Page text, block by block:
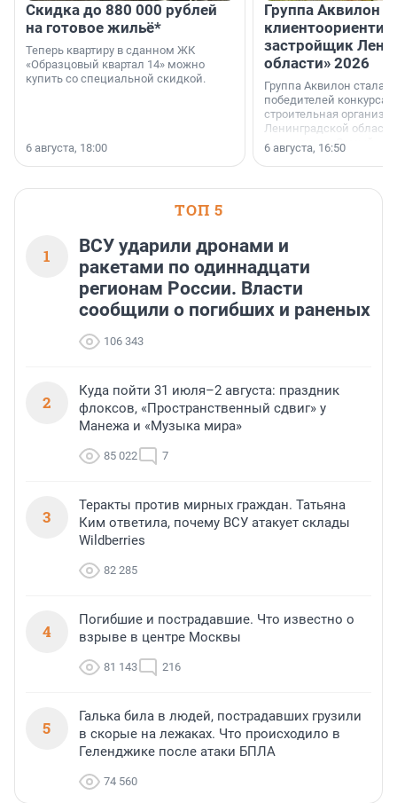
Скидка до 880 000 рублей
на готовое жильё*
Теперь квартиру в сданном ЖК
«Образцовый квартал 14» можно
купить со специальной скидкой.
6 августа, 18:00
Группа Аквилон
застройщик
области» 2026
Группа Аквилон стала
победителей конкурса
строительная
Ленинградской области
номинации «Самый
застройщик
области».
6 августа, 16:50
ТОП 5
1
ВСУ ударили дронами и
ракетами по одиннадцати
регионам России. Власти
сообщили о погибших и раненых
106 343
2
Куда пойти 31 июля–2 августа: праздник
флоксов, «Пространственный сдвиг» у
Манежа и «Музыка мира»
85 022 7
3
Теракты против мирных граждан. Татьяна
Ким ответила, почему ВСУ атакует склады
Wildberries
82 285
4
Погибшие и пострадавшие. Что известно о
взрыве в центре Москвы
81 143 216
5
Галька била в людей, пострадавших грузили
в скорые на лежаках. Что происходило в
Геленджике после атаки БПЛА
74 560